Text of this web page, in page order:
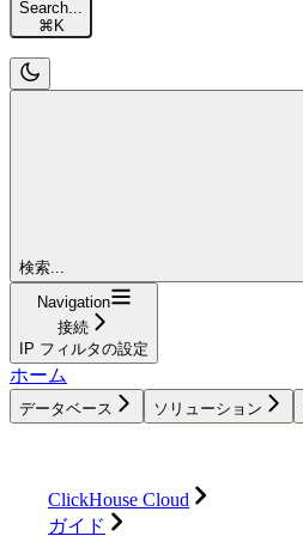
Search...
⌘ K
検索...
Navigation
接続
IP フィルタの設定
ホーム
データベース ソリューション
ClickHouse Cloud
ガイド